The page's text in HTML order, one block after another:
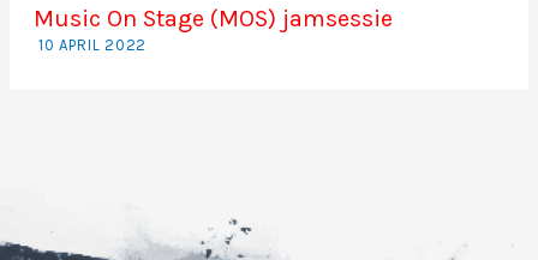
Music On Stage (MOS) jamsessie
10 APRIL 2022